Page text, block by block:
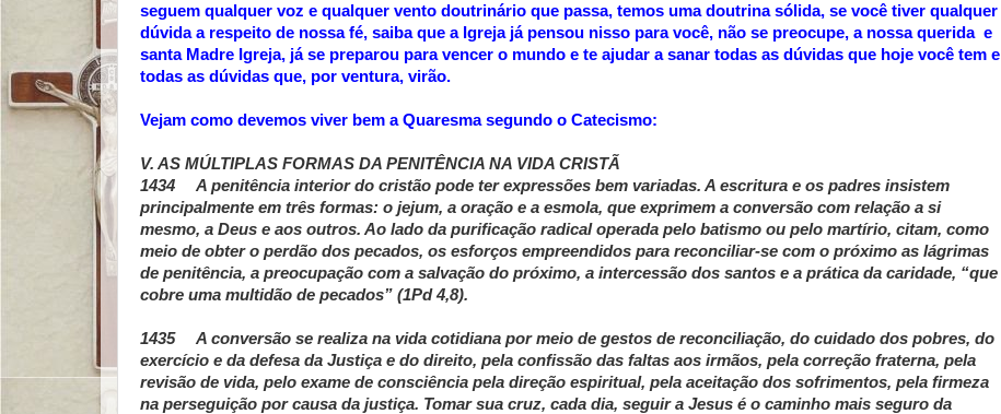
seguem qualquer voz e qualquer vento doutrinário que passa, temos uma doutrina sólida, se você tiver qualquer
dúvida a respeito de nossa fé, saiba que a Igreja já pensou nisso para você, não se preocupe, a nossa querida e
santa Madre Igreja, já se preparou para vencer o mundo e te ajudar a sanar todas as dúvidas que hoje você tem e
todas as dúvidas que, por ventura, virão.
Vejam como devemos viver bem a Quaresma segundo o Catecismo:
V. AS MÚLTIPLAS FORMAS DA PENITÊNCIA NA VIDA CRISTÃ
1434 A penitência interior do cristão pode ter expressões bem variadas. A escritura e os padres insistem
principalmente em três formas: o jejum, a oração e a esmola, que exprimem a conversão com relação a si
mesmo, a Deus e aos outros. Ao lado da purificação radical operada pelo batismo ou pelo martírio, citam, como
meio de obter o perdão dos pecados, os esforços empreendidos para reconciliar-se com o próximo as lágrimas
de penitência, a preocupação com a salvação do próximo, a intercessão dos santos e a prática da caridade, “que
cobre uma multidão de pecados” (1Pd 4,8).
1435 A conversão se realiza na vida cotidiana por meio de gestos de reconciliação, do cuidado dos pobres, do
exercício e da defesa da Justiça e do direito, pela confissão das faltas aos irmãos, pela correção fraterna, pela
revisão de vida, pelo exame de consciência pela direção espiritual, pela aceitação dos sofrimentos, pela firmeza
na perseguição por causa da justiça. Tomar sua cruz, cada dia, seguir a Jesus é o caminho mais seguro da